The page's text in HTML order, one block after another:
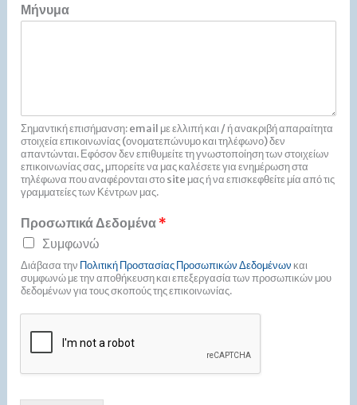
Μήνυμα
Σημαντική επισήμανση: email με ελλιπή και / ή ανακριβή απαραίτητα
στοιχεία επικοινωνίας (ονοματεπώνυμο και τηλέφωνο) δεν
απαντώνται. Εφόσον δεν επιθυμείτε τη γνωστοποίηση των στοιχείων
επικοινωνίας σας, μπορείτε να μας καλέσετε για ενημέρωση στα
τηλέφωνα που αναφέρονται στο site μας ή να επισκεφθείτε μία από τις
γραμματείες των Κέντρων μας.
Προσωπικά Δεδομένα *
Συμφωνώ
Διάβασα την Πολιτική Προστασίας Προσωπικών Δεδομένων και
συμφωνώ με την αποθήκευση και επεξεργασία των προσωπικών μου
δεδομένων για τους σκοπούς της επικοινωνίας.